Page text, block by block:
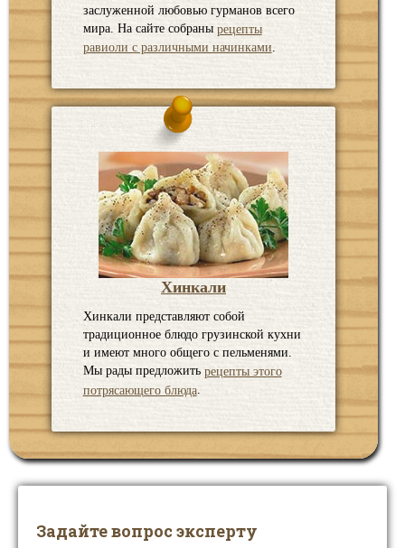
заслуженной любовью гурманов всего
мира. На сайте собраны рецепты
равиоли с различными начинками
Хинкали
Хинкали представляют собой
традиционное блюдо грузинской кухни
и имеют много общего с пельменями.
Мы рады предложить рецепты этого
потрясающего блюда.
Задайте вопрос эксперту